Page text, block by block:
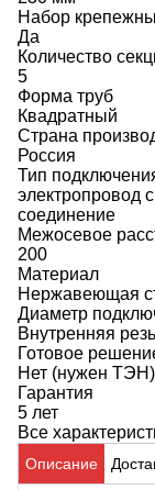
Набор
Да
Количество
5
Форма труб
Квадратный
Страна
Россия
Тип
электропровод
соединение
Межосевое
200
Материал
Нержавеющая
Диаметр
Внутренняя
Готовое
Нет (нужен ТЭН)
Гарантия
5 лет
Все
Описание